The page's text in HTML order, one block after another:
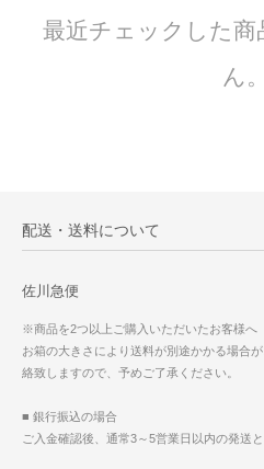
最近チェックした
ん。
配送・送料について
佐川急便
※商品を2つ以上ご購入いただいたお客様へ
お箱の大きさにより送料が別途かかる場合
絡致しますので、予めご了承ください。
■ 銀行振込の場合
ご入金確認後、通常3～5営業日以内の発送と